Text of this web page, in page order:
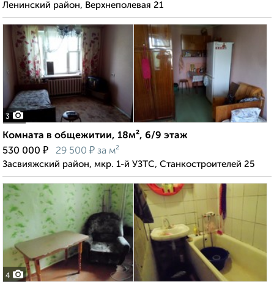
Ленинский район, Верхнеполевая 21
3
Комната в общежитии, 18м², 6/9 этаж
530 000 ₽ 29 500 ₽ за м²
Засвияжский район, мкр. 1-й УЗТС, Станкостроителей 25
4